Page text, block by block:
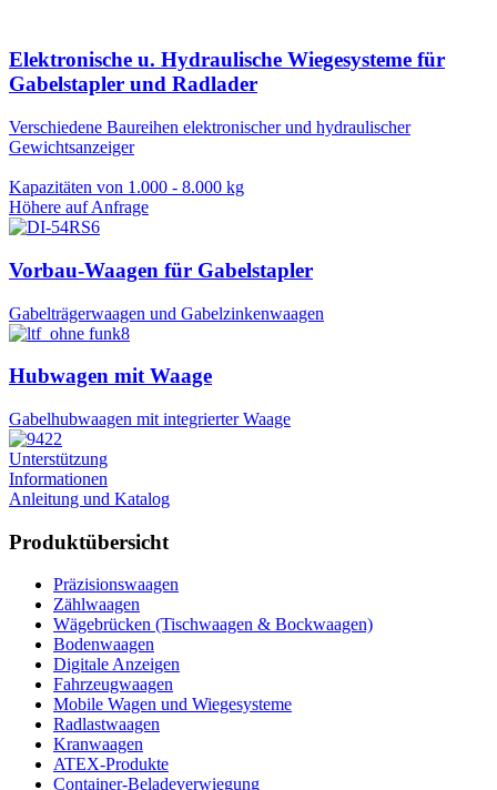
Elektronische u. Hydraulische Wiegesysteme für
Gabelstapler und Radlader
Verschiedene Baureihen elektronischer und hydraulischer
Gewichtsanzeiger
Kapazitäten von 1.000 - 8.000 kg
Höhere auf Anfrage
Vorbau-Waagen für Gabelstapler
Gabelträgerwaagen und Gabelzinkenwaagen
Hubwagen mit Waage
Gabelhubwaagen mit integrierter Waage
Unterstützung
Informationen
Anleitung und Katalog
Produktübersicht
Präzisionswaagen
Zählwaagen
Wägebrücken (Tischwaagen & Bockwaagen)
Bodenwaagen
Digitale Anzeigen
Fahrzeugwaagen
Mobile Wagen und Wiegesysteme
Radlastwaagen
Kranwaagen
ATEX-Produkte
Container-Beladeverwiegung